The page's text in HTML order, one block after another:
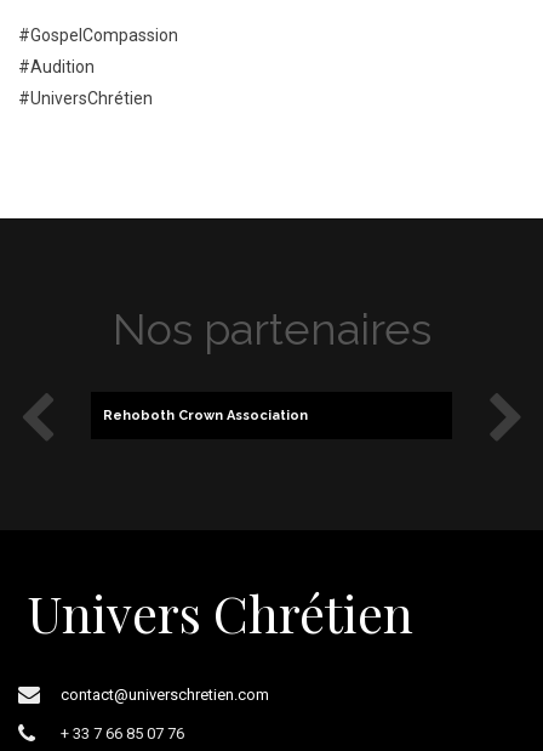
#GospelCompassion
#Audition
#UniversChrétien
Nos partenaires
Rehoboth Crown Association Pierre
Univers Chrétien
contact@universchretien.com
+ 33 7 66 85 07 76